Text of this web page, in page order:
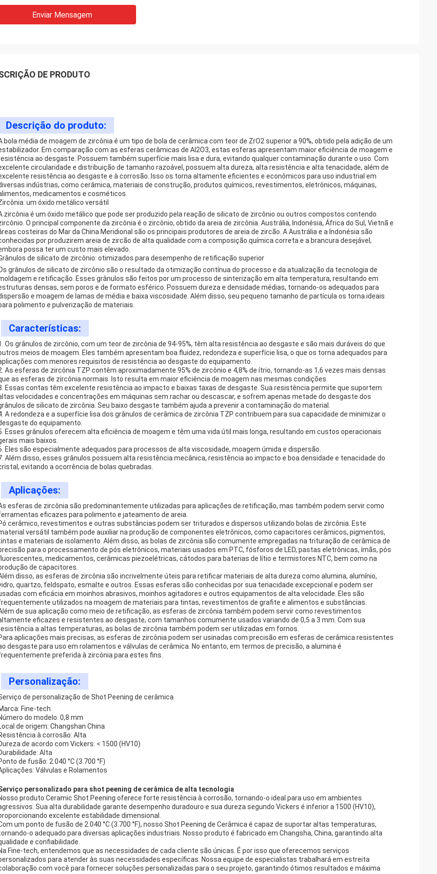
Enviar Mensagem
DE PRODUTO
Descrição do produto:
bola média de moagem de zircônia é um tipo de bola de cerâmica com teor de ZrO2 superior a 90%, obtido pela adição de um
Em comparação com as esferas cerâmicas de Al2O3, estas esferas apresentam maior eficiência de moagem e
ao desgaste. Possuem também superfície mais lisa e dura, evitando qualquer contaminação durante o uso. Com
circularidade e distribuição de tamanho razoável, possuem alta dureza, alta resistência e alta tenacidade, além de
resistência ao desgaste e à corrosão. Isso os torna altamente eficientes e econômicos para uso industrial em
indústrias, como cerâmica, materiais de construção, produtos químicos, revestimentos, eletrônicos, máquinas,
medicamentos e cosméticos.
um óxido metálico versátil
zircônia é um óxido metálico que pode ser produzido pela reação de silicato de zircônio ou outros compostos contendo
O principal componente da zircônia é o zircônio, obtido da areia de zircônia. Austrália, Indonésia, África do Sul, Vietnã e
costeiras do Mar da China Meridional são os principais produtores de areia de zircão. A Austrália e a Indonésia são
por produzirem areia de zircão de alta qualidade com a composição química correta e a brancura desejável,
possa ter um custo mais elevado.
de silicato de zircônio: otimizados para desempenho de retificação superior
grânulos de silicato de zircônio são o resultado da otimização contínua do processo e da atualização da tecnologia de
e retificação. Esses grânulos são feitos por um processo de sinterização em alta temperatura, resultando em
densas, sem poros e de formato esférico. Possuem dureza e densidade médias, tornando-os adequados para
e moagem de lamas de média e baixa viscosidade. Além disso, seu pequeno tamanho de partícula os torna ideais
polimento e pulverização de materiais.
Características:
Os grânulos de zircônio, com um teor de zircônia de 94-95%, têm alta resistência ao desgaste e são mais duráveis ​​do que
meios de moagem. Eles também apresentam boa fluidez, redondeza e superfície lisa, o que os torna adequados para
com menores requisitos de resistência ao desgaste do equipamento.
As esferas de zircônia TZP contêm aproximadamente 95% de zircônio e 4,8% de ítrio, tornando-as 1,6 vezes mais densas
as esferas de zircônia normais. Isto resulta em maior eficiência de moagem nas mesmas condições.
Essas contas têm excelente resistência ao impacto e baixas taxas de desgaste. Sua resistência permite que suportem
velocidades e concentrações em máquinas sem rachar ou descascar, e sofrem apenas metade do desgaste dos
de silicato de zircônia. Seu baixo desgaste também ajuda a prevenir a contaminação do material.
A redondeza e a superfície lisa dos grânulos de cerâmica de zircônia TZP contribuem para sua capacidade de minimizar o
do equipamento.
Esses grânulos oferecem alta eficiência de moagem e têm uma vida útil mais longa, resultando em custos operacionais
mais baixos.
Eles são especialmente adequados para processos de alta viscosidade, moagem úmida e dispersão.
Além disso, esses grânulos possuem alta resistência mecânica, resistência ao impacto e boa densidade e tenacidade do
evitando a ocorrência de bolas quebradas.
Aplicações:
esferas de zircônia são predominantemente utilizadas para aplicações de retificação, mas também podem servir como
eficazes para polimento e jateamento de areia.
cerâmico, revestimentos e outras substâncias podem ser triturados e dispersos utilizando bolas de zircônia. Este
versátil também pode auxiliar na produção de componentes eletrônicos, como capacitores cerâmicos, pigmentos,
e materiais de isolamento. Além disso, as bolas de zircônia são comumente empregadas na trituração de cerâmica de
para o processamento de pós eletrônicos, materiais usados ​​em PTC, fósforos de LED, pastas eletrônicas, ímãs, pós
medicamentos, cerâmicas piezoelétricas, cátodos para baterias de lítio e termistores NTC, bem como na
de capacitores.
disso, as esferas de zircônia são incrivelmente úteis para retificar materiais de alta dureza como alumina, alumínio,
quartzo, feldspato, esmalte e outros. Essas esferas são conhecidas por sua tenacidade excepcional e podem ser
com eficácia em moinhos abrasivos, moinhos agitadores e outros equipamentos de alta velocidade. Eles são
utilizados na moagem de materiais para tintas, revestimentos de grafite e alimentos e substâncias.
de sua aplicação como meio de retificação, as esferas de zircônia também podem servir como revestimentos
eficazes e resistentes ao desgaste, com tamanhos comumente usados ​​variando de 0,5 a 3 mm. Com sua
a altas temperaturas, as bolas de zircônia também podem ser utilizadas em fornos.
aplicações mais precisas, as esferas de zircônia podem ser usinadas com precisão em esferas de cerâmica resistentes
desgaste para uso em rolamentos e válvulas de cerâmica. No entanto, em termos de precisão, a alumina é
preferida à zircónia para estes fins.
Personalização:
de personalização de Shot Peening de cerâmica
Fine-tech
do modelo: 0,8 mm
de origem: Changshan China
à corrosão: Alta
de acordo com Vickers: < 1500 (HV10)
Alta
de fusão: 2.040 °C (3.700 °F)
Válvulas e Rolamentos
personalizado para shot peening de cerâmica de alta tecnologia
produto Ceramic Shot Peening oferece forte resistência à corrosão, tornando-o ideal para uso em ambientes
Sua alta durabilidade garante desempenho duradouro e sua dureza segundo Vickers é inferior a 1500 (HV10),
excelente estabilidade dimensional.
um ponto de fusão de 2.040 °C (3.700 °F), nosso Shot Peening de Cerâmica é capaz de suportar altas temperaturas,
o adequado para diversas aplicações industriais. Nosso produto é fabricado em Changsha, China, garantindo alta
e confiabilidade.
Fine-tech, entendemos que as necessidades de cada cliente são únicas. É por isso que oferecemos serviços
para atender às suas necessidades específicas. Nossa equipe de especialistas trabalhará em estreita
com você para fornecer soluções personalizadas para o seu projeto, garantindo ótimos resultados e máxima